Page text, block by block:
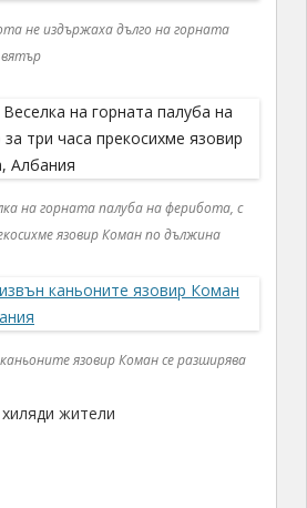
не издържаха дълго на горната
вятър
на горната палуба на ферибота, с
язовир Коман по дължина
язовир Коман се разширява
жители